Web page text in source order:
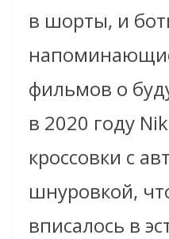
в шорты, и
фильмов о
в 2020 году
кроссовки с
шнуровкой,
вписалось в